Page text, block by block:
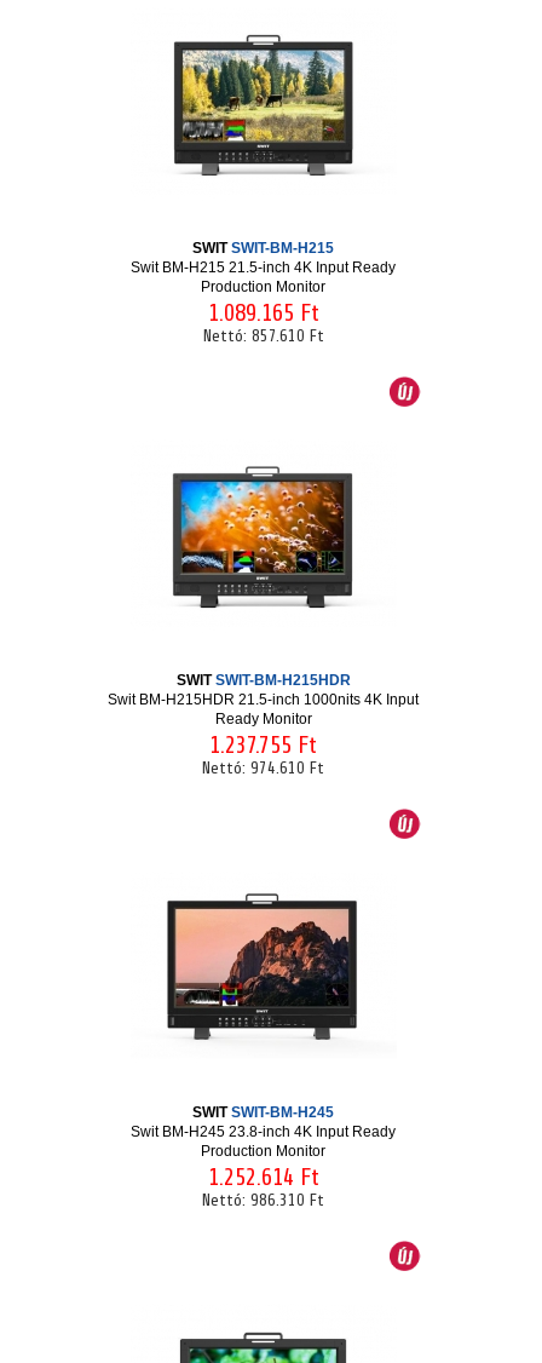
SWITSWIT-BM-H215
Swit BM-H215 21.5-inch 4K Input Ready
Production Monitor
1.089.165 Ft
Nettó: 857.610 Ft
SWITSWIT-BM-H215HDR
Swit BM-H215HDR 21.5-inch 1000nits 4K Input
Ready Monitor
1.237.755 Ft
Nettó: 974.610 Ft
SWITSWIT-BM-H245
Swit BM-H245 23.8-inch 4K Input Ready
Production Monitor
1.252.614 Ft
Nettó: 986.310 Ft